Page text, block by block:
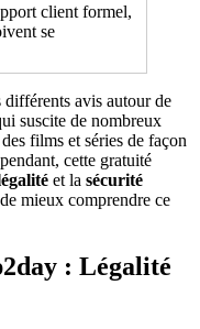
client formel,
se
avis autour de
suscite de nombreux
films et séries de façon
cette gratuité
et la sécurité
mieux comprendre ce
: Légalité